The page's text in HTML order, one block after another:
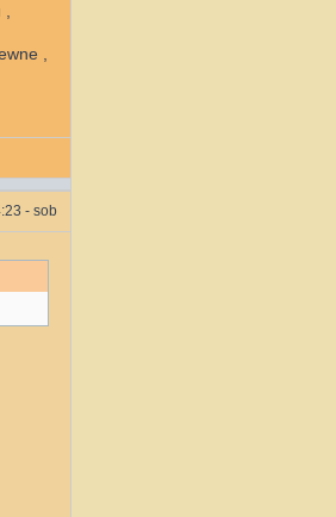
,
- sob